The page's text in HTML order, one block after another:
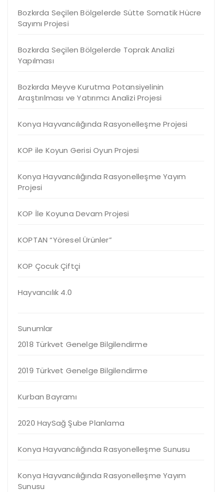
Bozkırda Seçilen Bölgelerde Sütte Somatik Hücre
Sayımı Projesi
Bozkırda Seçilen Bölgelerde Toprak Analizi
Yapılması
Bozkırda Meyve Kurutma Potansiyelinin
Araştırılması ve Yatırımcı Analizi Projesi
Konya Hayvancılığında Rasyonelleşme Projesi
KOP ile Koyun Gerisi Oyun Projesi
Konya Hayvancılığında Rasyonelleşme Yayım
Projesi
KOP İle Koyuna Devam Projesi
KOPTAN “Yöresel Ürünler”
KOP Çocuk Çiftçi
Hayvancılık 4.0
Sunumlar
2018 Türkvet Genelge Bilgilendirme
2019 Türkvet Genelge Bilgilendirme
Kurban Bayramı
2020 HaySağ Şube Planlama
Konya Hayvancılığında Rasyonelleşme Sunusu
Konya Hayvancılığında Rasyonelleşme Yayım
Sunusu